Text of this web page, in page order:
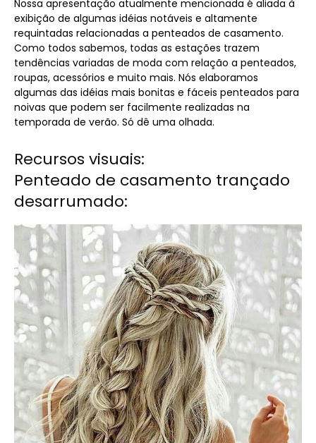
Nossa apresentação atualmente mencionada é aliada à
exibição de algumas idéias notáveis ​​e altamente
requintadas relacionadas a penteados de casamento.
Como todos sabemos, todas as estações trazem
tendências variadas de moda com relação a penteados,
roupas, acessórios e muito mais. Nós elaboramos
algumas das idéias mais bonitas e fáceis penteados para
noivas que podem ser facilmente realizadas na
temporada de verão. Só dê uma olhada.
Recursos visuais:
Penteado de casamento trançado
desarrumado: